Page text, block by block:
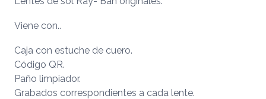
Viene con..
Caja con estuche de cuero.
Código QR.
Paño limpiador.
Grabados correspondientes a cada lente.